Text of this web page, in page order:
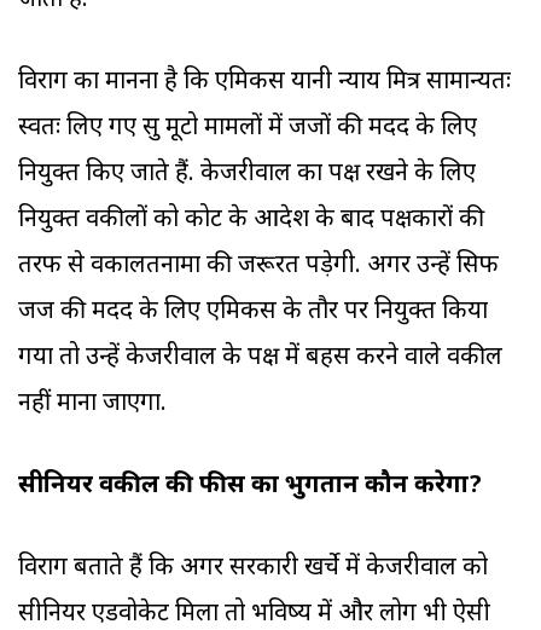
विराग का मानना है कि एमिकस यानी न्याय मित्र सामान्यतः
स्वतः लिए गए सु मूटो मामलों में जजों की मदद के लिए
नियुक्त किए जाते हैं. केजरीवाल का पक्ष रखने के लिए
नियुक्त वकीलों को कोर्ट के आदेश के बाद पक्षकारों की
तरफ से वकालतनामा की जरूरत पड़ेगी. अगर उन्हें सिर्फ
जज की मदद के लिए एमिकस के तौर पर नियुक्त किया
गया तो उन्हें केजरीवाल के पक्ष में बहस करने वाले वकील
नहीं माना जाएगा.
सीनियर वकील की फीस का भुगतान कौन करेगा?
विराग बताते हैं कि अगर सरकारी खर्चे में केजरीवाल को
सीनियर एडवोकेट मिला तो भविष्य में और लोग भी ऐसी